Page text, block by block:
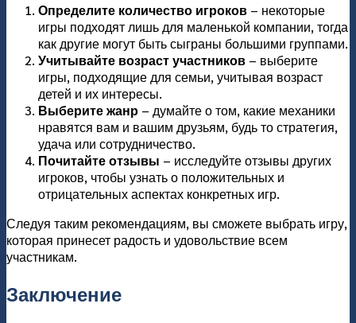
Определите количество игроков – некоторые
игры подходят лишь для маленькой компании, тогда
как другие могут быть сыграны большими группами.
Учитывайте возраст участников – выберите
игры, подходящие для семьи, учитывая возраст
детей и их интересы.
Выберите жанр – думайте о том, какие механики
нравятся вам и вашим друзьям, будь то стратегия,
удача или сотрудничество.
Почитайте отзывы – исследуйте отзывы других
игроков, чтобы узнать о положительных и
отрицательных аспектах конкретных игр.
Следуя таким рекомендациям, вы сможете выбрать игру,
которая принесет радость и удовольствие всем
участникам.
Заключение